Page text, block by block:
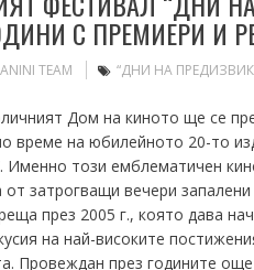
С ПРЕМИЕРИ И
TEAM “ДНИ НА
Дом на киното ще се
време на юбилейното 20-то
Именно този емблематичен
затрогващи вечери
през 2005 г., която дава
на най-високите
Провеждан през годините